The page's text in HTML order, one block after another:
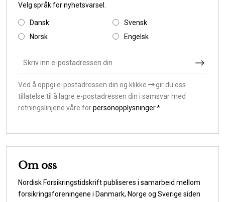
Velg språk for nyhetsvarsel.
Dansk
Svensk
Norsk
Engelsk
Ved å oppgi e-postadressen din og klikke
gir du oss
tillatelse til å lagre e-postadressen din i samsvar med
retningslinjene våre forpersonopplysninger.*
Om oss
Nordisk Forsikringstidskrift publiseres i samarbeid mellom
forsikringsforeningene i Danmark, Norge og Sverige siden